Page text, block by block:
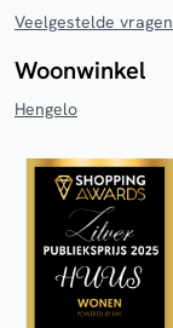
Veelgestelde vragen
Woonwinkel
Hengelo